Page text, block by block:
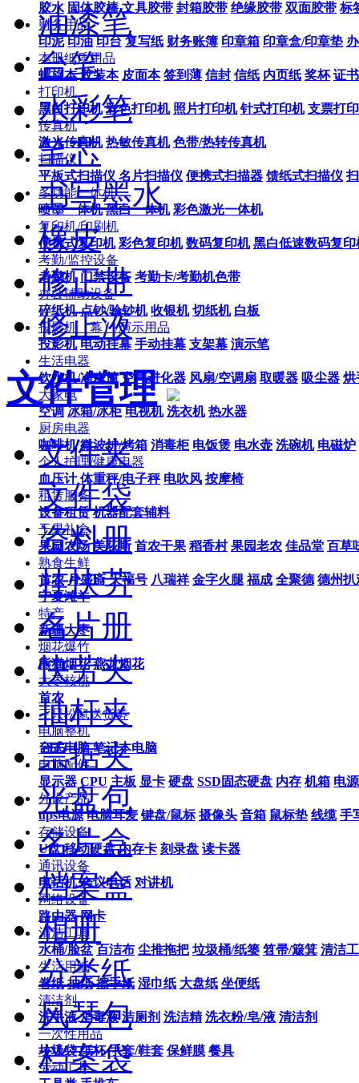
胶水 固体胶棒 文具胶带 封箱胶带 绝缘胶带 双面胶带 标
财务用品
印泥 印油 印台 复写纸 财务账簿 印章箱 印章盒/印章垫
本册纸质用品
螺旋本 胶装本 皮面本 签到薄 信封 信纸 内页纸 奖杯 证书
打印机
黑白打印机 彩色打印机 照片打印机 针式打印机 支票打
传真机
激光传真机 热敏传真机 色带/热转传真机
扫描仪
平板式扫描仪 名片扫描仪 便携式扫描器 馈纸式扫描仪
多功能一体机
喷墨一体机 黑白一体机 彩色激光一体机
复印机/印刷机
便携式复印机 彩色复印机 数码复印机 黑白低速数码复印
考勤/监控设备
考勤机 门禁设备 考勤卡/考勤机色带
办公辅助设备
碎纸机 点钞/验钞机 收银机 切纸机 白板
投影机（幕）/演示用品
投影机 电动挂幕 手动挂幕 支架幕 演示笔
生活电器
饮水机/净水筒 空气进化器 风扇/空调扇 取暖器 吸尘器 烘
大家电
空调 冰箱/冰柜 电视机 洗衣机 热水器
厨房电器
咖啡机 微波炉/烤箱 消毒柜 电饭煲 电水壶 洗碗机 电磁炉
个人护理/健康电器
血压计 体重秤/电子秤 电吹风 按摩椅
租赁服务
设备租赁 机器配套辅料
干果礼盒
果园农场 美荻斯 首农干果 稻香村 果园老农 佳品堂 百草
熟食生鲜
首农 月盛斋 天福号 八瑞祥 金字火腿 福成 全聚德 德州扒
宁夏滩羊
特产
新疆大枣
烟花爆竹
熊猫烟花 燕龙烟花
大枣核桃
首农
三只松鼠送货劵
电脑整机
台式电脑 笔记本电脑
电脑配件
显示器 CPU 主板 显卡 硬盘 SSD固态硬盘 内存 机箱 电源
外设产品
ups电源 电脑耳麦 键盘/鼠标 摄像头 音箱 鼠标垫 线缆 手
存储设备
U盘 移动硬盘 内存卡 刻录盘 读卡器
通讯设备
电话机 会议电话 对讲机
网络设备
路由器 网卡
清洁工具
水桶/脸盆 百洁布 尘推拖把 垃圾桶/纸篓 笤帚/簸箕 清洁
生活用纸
卷纸 抽纸 擦手纸 湿巾纸 大盘纸 坐便纸
清洁剂
洗手液 消毒液 洁厕剂 洗洁精 洗衣粉/皂/液 清洁剂
一次性用品
垃圾袋 纸杯 手套/鞋套 保鲜膜 餐具
劳动工具
油漆笔
台笔
水彩笔
笔芯
书写墨水
橡皮
修正带
修正液
文件管理
文件夹
文件袋
资料册
挂快劳
名片册
快劳夹
抽杆夹
票据夹
光盘包
名片盒
档案盒
相册
分类纸
风琴包
档案袋